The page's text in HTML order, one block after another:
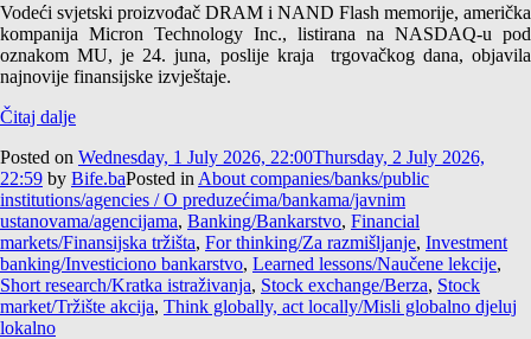
Vodeći svjetski proizvođač DRAM i NAND Flash memorije, američka
kompanija Micron Technology Inc., listirana na NASDAQ-u pod
oznakom MU, je 24. juna, poslije kraja trgovačkog dana, objavila
najnovije finansijske izvještaje.
Čitaj dalje
Posted on Wednesday, 1 July 2026, 22:00Thursday, 2 July 2026,
22:59 by Bife.baPosted in About companies/banks/public
institutions/agencies / O preduzećima/bankama/javnim
ustanovama/agencijama, Banking/Bankarstvo, Financial
markets/Finansijska tržišta, For thinking/Za razmišljanje, Investment
banking/Investiciono bankarstvo, Learned lessons/Naučene lekcije,
Short research/Kratka istraživanja, Stock exchange/Berza, Stock
market/Tržište akcija, Think globally, act locally/Misli globalno djeluj
lokalno